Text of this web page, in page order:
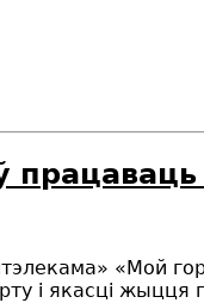
працаваць
«Мой
і якасці жыцця